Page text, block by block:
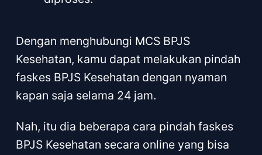
Dengan menghubungi MCS BPJS
Kesehatan, kamu dapat melakukan pindah
faskes BPJS Kesehatan dengan nyaman
kapan saja selama 24 jam.
Nah, itu dia beberapa cara pindah faskes
BPJS Kesehatan secara online yang bisa